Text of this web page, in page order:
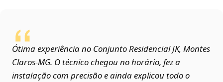
Ótima experiência no Conjunto Residencial JK, Montes
Claros‑MG. O técnico chegou no horário, fez a
instalação com precisão e ainda explicou todo o